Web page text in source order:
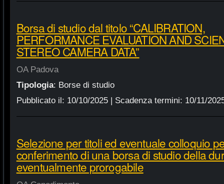
Borsa di studio dal titolo “CALIBRATION,
PERFORMANCE EVALUATION AND
STEREO CAMERA DATA”
OA Padova
Tipologia: Borse di studio
Pubblicato il: 10/10/2025| Scadenza termini: 10/11/
Selezione per titoli ed eventuale colloquio
conferimento di una borsa di studio della
eventualmente prorogabile